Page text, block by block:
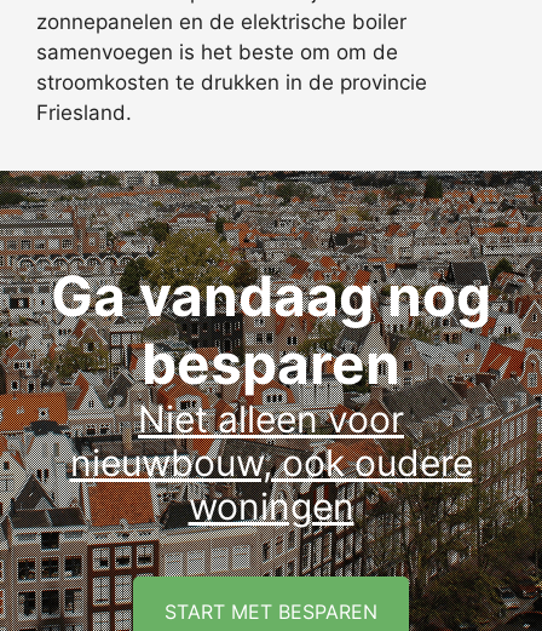
zonnepanelen en de elektrische boiler
samenvoegen is het beste om om de
stroomkosten te drukken in de provincie
Friesland.
Ga vandaag nog
besparen
Niet alleen voor
nieuwbouw, ook oudere
woningen
START MET BESPAREN